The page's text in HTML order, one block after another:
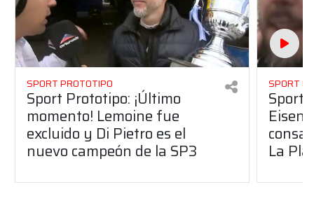
SPORT PROTOTIPO
Sport Prototipo: ¡Último
momento! Lemoine fue
excluido y Di Pietro es el
nuevo campeón de la SP3
SPORT
Sport
La